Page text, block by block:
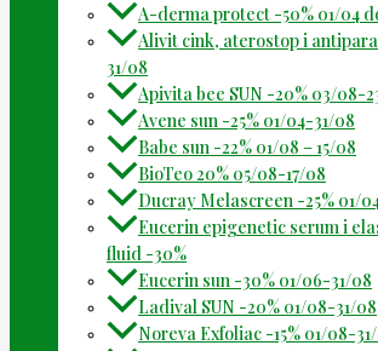
A-derma protect -50% 01/04
Alivit cink, aterostop i
31/08
Apivita bee SUN -20% 03/08-
Avene sun -25% 01/04-31/08
Babe sun -22% 01/08 – 15/08
BioTeo 20% 05/08-17/08
Ducray Melascreen -25% 01/
Eucerin epigenetic serum i
fluid -30%
Eucerin sun -30% 01/06-31/08
Ladival SUN -20% 01/08-31/08
Noreva Exfoliac -15% 01/08-